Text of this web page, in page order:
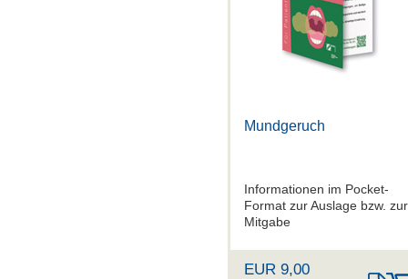
Mundgeruch
Informationen im Pocket-
Format zur Auslage bzw. zur
Mitgabe
EUR 9,00